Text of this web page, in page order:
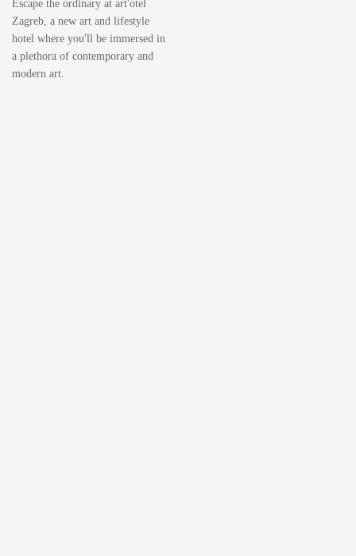
Escape the ordinary at art'otel
Zagreb, a new art and lifestyle
hotel where you'll be immersed in
a plethora of contemporary and
modern art.